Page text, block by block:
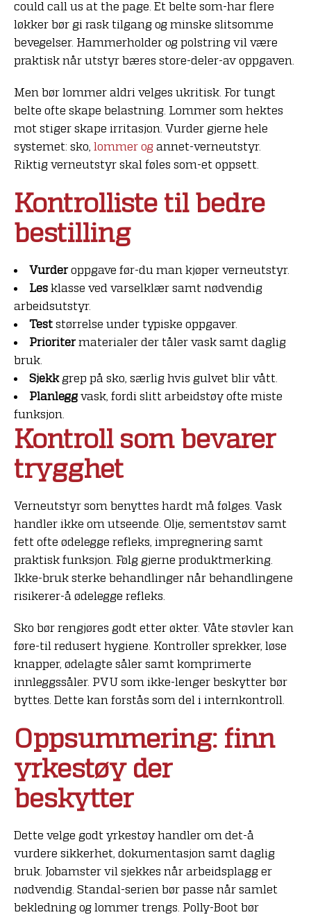
could call us at the page. Et belte som-har flere
løkker bør gi rask tilgang og minske slitsomme
bevegelser. Hammerholder og polstring vil være
praktisk når utstyr bæres store-deler-av oppgaven.
Men bør lommer aldri velges ukritisk. For tungt
belte ofte skape belastning. Lommer som hektes
mot stiger skape irritasjon. Vurder gjerne hele
systemet: sko, lommer og annet-verneutstyr.
Riktig verneutstyr skal føles som-et oppsett.
Kontrolliste til bedre
bestilling
Vurderoppgave før-du man kjøper verneutstyr.
Les klasse ved varselklær samt nødvendig
arbeidsutstyr.
Test størrelse under typiske oppgaver.
Prioritermaterialer der tåler vask samt daglig
bruk.
Sjekkgrep på sko, særlig hvis gulvet blir vått.
Planlegg vask, fordi slitt arbeidstøy ofte miste
funksjon.
Kontroll som bevarer
trygghet
Verneutstyr som benyttes hardt må følges. Vask
handler ikke om utseende. Olje, sementstøv samt
fett ofte ødelegge refleks, impregnering samt
praktisk funksjon. Følg gjerne produktmerking.
Ikke-bruk sterke behandlinger når behandlingene
risikerer-å ødelegge refleks.
Sko bør rengjøres godt etter økter. Våte støvler kan
føre-til redusert hygiene. Kontroller sprekker, løse
knapper, ødelagte såler samt komprimerte
innleggssåler. PVU som ikke-lenger beskytter bør
byttes. Dette kan forstås som del i internkontroll.
Oppsummering: finn
yrkestøy der
beskytter
Dette velge godt yrkestøy handler om det-å
vurdere sikkerhet, dokumentasjon samt daglig
bruk. Jobamster vil sjekkes når arbeidsplagg er
nødvendig. Standal-serien bør passe når samlet
bekledning og lommer trengs. Polly-Boot bør